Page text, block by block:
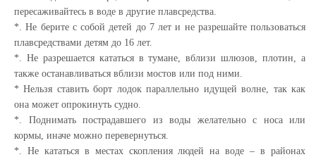
пересаживайтесь в воде в другие плавсредства.
*. Не берите с собой детей до 7 лет и не разрешайте пользоваться
плавсредствами детям до 16 лет.
*. Не разрешается кататься в тумане, вблизи шлюзов, плотин, а
также останавливаться вблизи мостов или под ними.
* Нельзя ставить борт лодок параллельно идущей волне, так как
она может опрокинуть судно.
*. Поднимать пострадавшего из воды желательно с носа или
кормы, иначе можно перевернуться.
*. Не кататься в местах скопления людей на воде – в районах